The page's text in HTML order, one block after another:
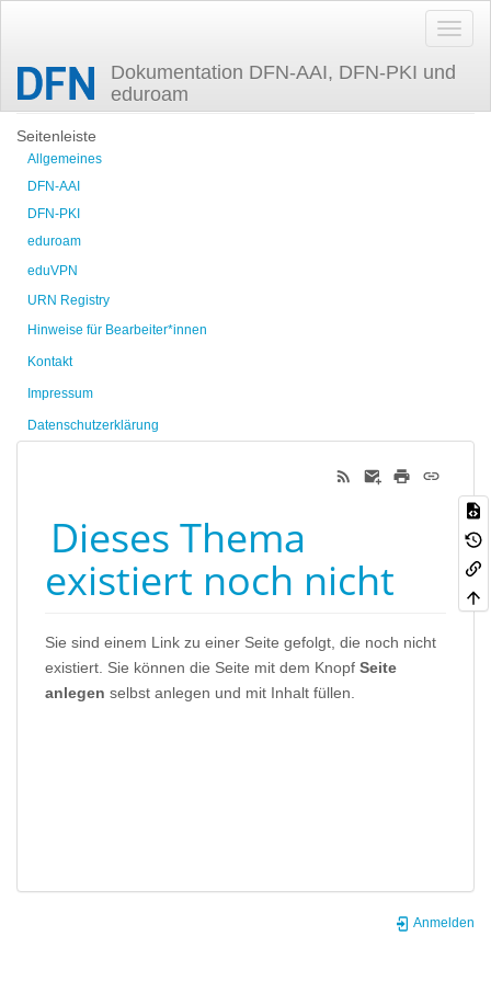
Dokumentation DFN-AAI, DFN-PKI und
eduroam
Zuletzt angesehen
Seitenleiste
Allgemeines
DFN-AAI
DFN-PKI
eduroam
eduVPN
URN Registry
Hinweise für Bearbeiter*innen
Kontakt
Impressum
Datenschutzerklärung
Dieses Thema
existiert noch nicht
Sie sind einem Link zu einer Seite gefolgt, die noch nicht
existiert. Sie können die Seite mit dem Knopf Seite
anlegen selbst anlegen und mit Inhalt füllen.
Anmelden